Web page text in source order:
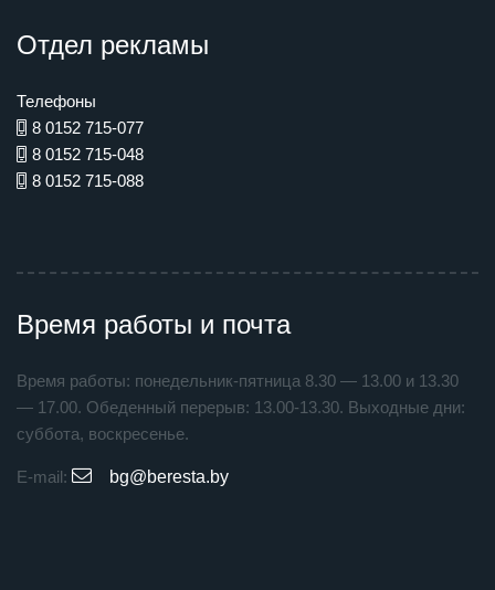
Отдел рекламы
Телефоны
8 0152 715-077
8 0152 715-048
8 0152 715-088
Время работы и почта
Время работы: понедельник-пятница 8.30 — 13.00 и 13.30
— 17.00. Обеденный перерыв: 13.00-13.30. Выходные дни:
суббота, воскресенье.
E-mail: bg@beresta.by